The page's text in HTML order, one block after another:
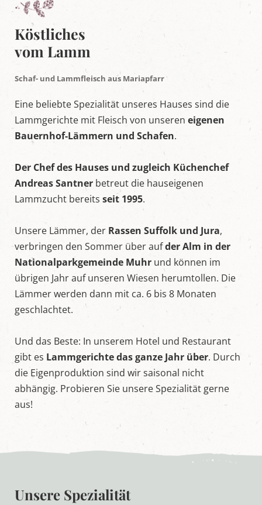
l
i
M
r
p
f
a
r
S
l
z
r
e
r
u
n
Köstliches
vom Lamm
Schaf- und Lammfleisch aus Mariapfarr
Eine beliebte Spezialität unseres Hauses sind die
Lammgerichte mit Fleisch von unseren eigenen
Bauernhof-Lämmern und Schafen.
Der Chef des Hauses und zugleich Küchenchef
Andreas Santner betreut die hauseigenen
Lammzucht bereits seit 1995.
Unsere Lämmer, der Rassen Suffolk und Jura,
verbringen den Sommer über aufder Alm in der
Nationalparkgemeinde Muhr und können im
übrigen Jahr auf unseren Wiesen herumtollen. Die
Lämmer werden dann mit ca. 6 bis 8 Monaten
geschlachtet.
Und das Beste: In unserem Hotel und Restaurant
gibt es Lammgerichtedas ganze Jahr über. Durch
die Eigenproduktion sind wir saisonal nicht
abhängig. Probieren Sie unsere Spezialität gerne
aus!
Unsere Spezialität